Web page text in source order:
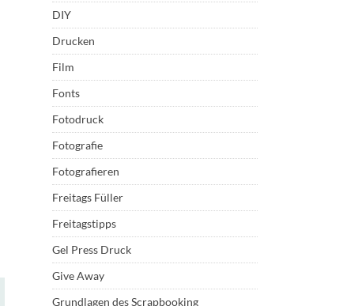
DIY
Drucken
Film
Fonts
Fotodruck
Fotografie
Fotografieren
Freitags Füller
Freitagstipps
Gel Press Druck
Give Away
Grundlagen des Scrapbooking